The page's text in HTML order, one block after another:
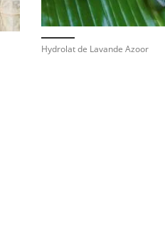
Hydrolat de Lavande Azoor